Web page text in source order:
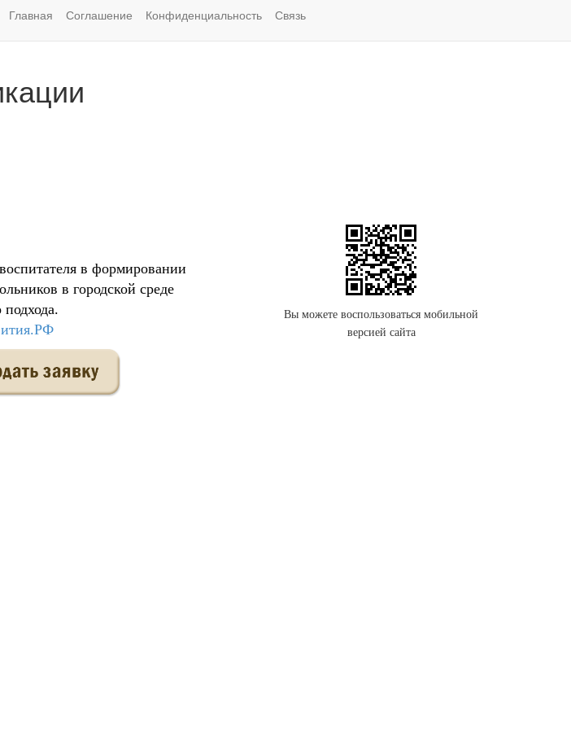
Главная Соглашение Конфиденциальность Связь
в формировании
в городской среде
Вы можете воспользоваться мобильной
версией сайта